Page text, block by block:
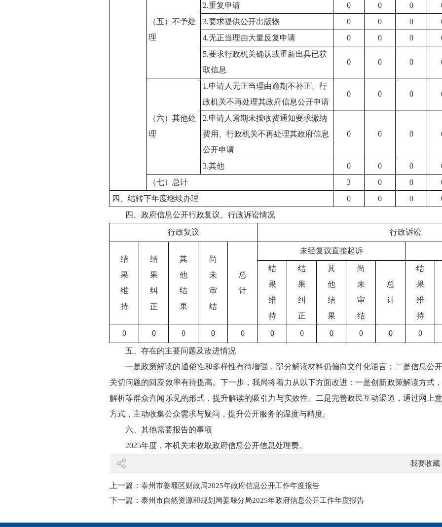
（五）不予处
理
2.重复申请
0 0 0
3.要求提供公开出版物
0 0 0
4.无正当理由大量反复申请
0 0 0
5.要求行政机关确认或重新出具已获
取信息
0 0 0
（六）其他处
理
1.申请人无正当理由逾期不补正、行
政机关不再处理其政府信息公开申请
0 0 0
2.申请人逾期未按收费通知要求缴纳
费用、行政机关不再处理其政府信息
公开申请
0 0 0
3.其他 0 0 0
（七）总计
3 0 0
四、结转下年度继续办理
0 0 0
四、政府信息公开行政复议、行政诉讼情况
行政复议 行政诉讼
结
果
维
持
结
果
纠
正
其
他
结
果
尚
未
审
结
总
计
未经复议直接起诉
结
果
维
持
结
果
纠
正
其
他
结
果
尚
未
审
结
总
计
结
果
维
持
0 0 0 0 0 0 0 0 0 0 0
五、存在的主要问题及改进情况
一是政策解读的通俗性和多样性有待增强，部分解读材料仍偏向文件化语言；二是信息公
关切问题的回应效率有待提高。下一步，我局将着力从以下方面改进：一是创新政策解读方式
解析等群众喜闻乐见的形式，提升解读的吸引力与实效性。二是完善政民互动渠道，通过网上
方式，主动收集公众需求与疑问，提升公开服务的温度与精度。
六、其他需要报告的事项
2025年度，本机关未收取政府信息公开信息处理费。
我要收藏
上一篇： 泰州市姜堰区财政局2025年政府信息公开工作年度报告
下一篇： 泰州市自然资源和规划局姜堰分局2025年政府信息公开工作年度报告